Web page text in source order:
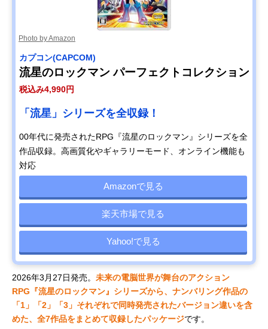
Photo by Amazon
カプコン(CAPCOM)
流星のロックマン パーフェクトコレクション
税込み4,990円
「流星」シリーズを全収録！
00年代に発売されたRPG『流星のロックマン』シリーズを全
作品収録。高画質化やギャラリーモード、オンライン機能も
対応
Amazonで見る
楽天市場で見る
Yahoo!で見る
2026年3月27日発売。 未来の電脳世界が舞台のアクション
RPG『流星のロックマン』シリーズから、ナンバリング作品の
「1」「2」「3」それぞれで同時発売されたバージョン違いを含
めた、全7作品をまとめて収録したパッケージです。